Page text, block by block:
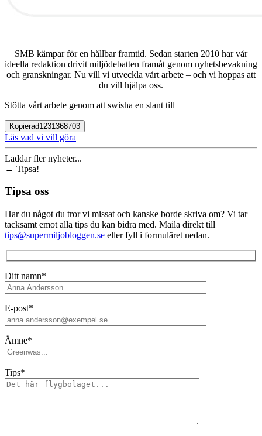
SMB kämpar för en hållbar framtid. Sedan starten 2010 har vår
ideella redaktion drivit miljödebatten framåt genom nyhetsbevakning
och granskningar. Nu vill vi utveckla vårt arbete – och vi hoppas att
du vill hjälpa oss.
Stötta vårt arbete genom att swisha en slant till
Kopierad1231368703
Läs vad vi vill göra
Laddar fler nyheter...
← Tipsa!
Tipsa oss
Har du något du tror vi missat och kanske borde skriva om? Vi tar
tacksamt emot alla tips du kan bidra med. Maila direkt till
tips@supermiljobloggen.se eller fyll i formuläret nedan.
Ditt namn*
E-post*
Ämne*
Tips*